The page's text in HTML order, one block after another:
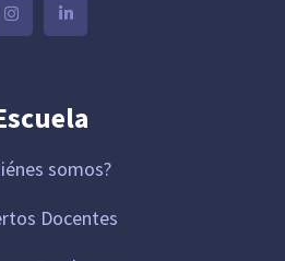
somos?
Docentes